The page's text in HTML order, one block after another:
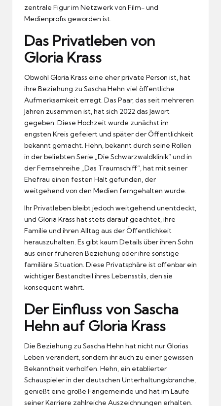
zentrale Figur im Netzwerk von Film- und
Medienprofis geworden ist.
Das Privatleben von
Gloria Krass
Obwohl Gloria Krass eine eher private Person ist, hat
ihre Beziehung zu Sascha Hehn viel öffentliche
Aufmerksamkeit erregt. Das Paar, das seit mehreren
Jahren zusammen ist, hat sich 2022 das Jawort
gegeben. Diese Hochzeit wurde zunächst im
engsten Kreis gefeiert und später der Öffentlichkeit
bekannt gemacht. Hehn, bekannt durch seine Rollen
in der beliebten Serie „Die Schwarzwaldklinik“ und in
der Fernsehreihe „Das Traumschiff“, hat mit seiner
Ehefrau einen festen Halt gefunden, der
weitgehend von den Medien ferngehalten wurde.
Ihr Privatleben bleibt jedoch weitgehend unentdeckt,
und Gloria Krass hat stets darauf geachtet, ihre
Familie und ihren Alltag aus der Öffentlichkeit
herauszuhalten. Es gibt kaum Details über ihren Sohn
aus einer früheren Beziehung oder ihre sonstige
familiäre Situation. Diese Privatsphäre ist offenbar ein
wichtiger Bestandteil ihres Lebensstils, den sie
konsequent wahrt.
Der Einfluss von Sascha
Hehn auf Gloria Krass
Die Beziehung zu Sascha Hehn hat nicht nur Glorias
Leben verändert, sondern ihr auch zu einer gewissen
Bekanntheit verholfen. Hehn, ein etablierter
Schauspieler in der deutschen Unterhaltungsbranche,
genießt eine große Fangemeinde und hat im Laufe
seiner Karriere zahlreiche Auszeichnungen erhalten.